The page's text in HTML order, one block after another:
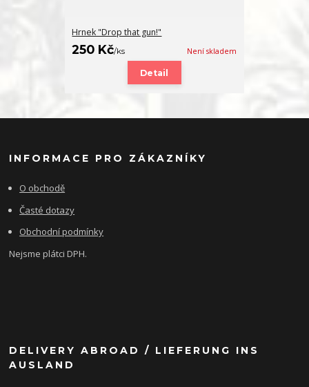
Hrnek "Drop that gun!"
250 Kč/ks Není skladem
Detail
INFORMACE PRO ZÁKAZNÍKY
O obchodě
Časté dotazy
Obchodní podmínky
Nejsme plátci DPH.
DELIVERY ABROAD / LIEFERUNG INS
AUSLAND